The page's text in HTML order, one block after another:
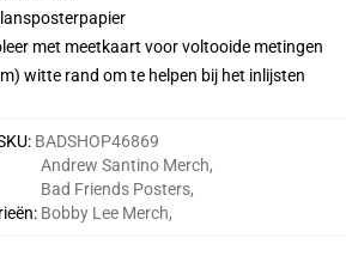
met meetkaart voor voltooide metingen
witte rand om te helpen bij het inlijsten
: BADSHOP46869
:
Andrew Santino Merch,
Bad Friends Posters,
Bobby Lee Merch,